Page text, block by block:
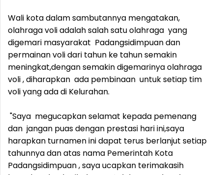
Wali kota dalam sambutannya mengatakan,
olahraga voli adalah salah satu olahraga yang
digemari masyarakat Padangsidimpuan dan
permainan voli dari tahun ke tahun semakin
meningkat,dengan semakin digemarinya olahraga
voli , diharapkan ada pembinaan untuk setiap tim
voli yang ada di Kelurahan.
"Saya megucapkan selamat kepada pemenang
dan jangan puas dengan prestasi hari ini,saya
harapkan turnamen ini dapat terus berlanjut setiap
tahunnya dan atas nama Pemerintah Kota
Padangsidimpuan , saya ucapkan terimakasih